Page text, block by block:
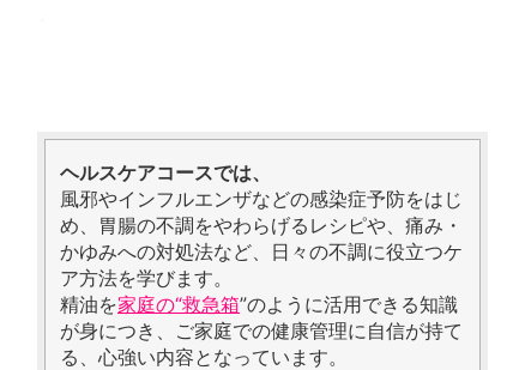
ヘルスケアコースでは、
風邪やインフルエンザなどの感染症予防をはじ
め、胃腸の不調をやわらげるレシピや、痛み・
かゆみへの対処法など、日々の不調に役立つケ
ア方法を学びます。
精油を家庭の“救急箱”のように活用できる知識
が身につき、ご家庭での健康管理に自信が持て
る、心強い内容となっています。